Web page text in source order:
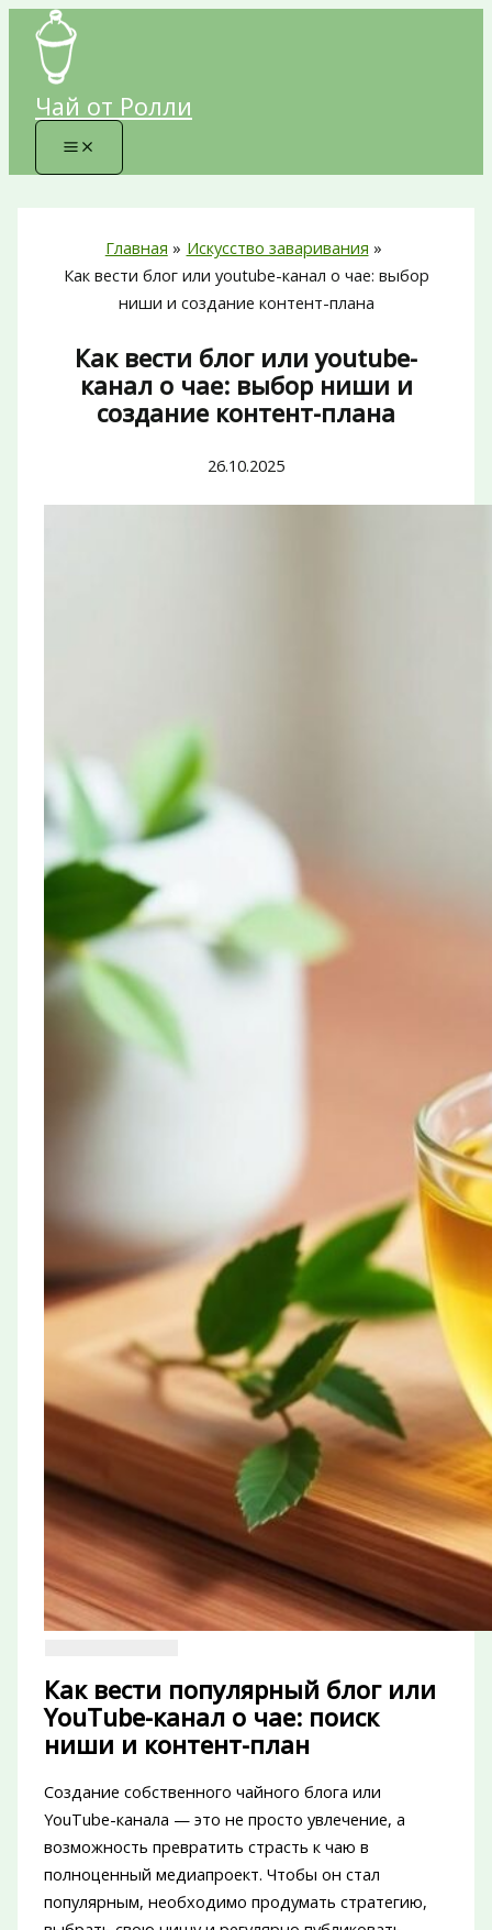
Перейти
содержимому
Чай от Ролли
Главная
Искусство заваривания
Как вести блог или youtube-канал о чае: выбор
ниши и создание контент-плана
Как вести блог или youtube-
канал о чае: выбор ниши и
создание контент-плана
26.10.2025
Как вести популярный блог или
YouTube-канал о чае: поиск
ниши и контент-план
Создание собственного чайного блога или
YouTube-канала — это не просто увлечение, а
возможность превратить страсть к чаю в
полноценный медиапроект. Чтобы он стал
популярным, необходимо продумать стратегию,